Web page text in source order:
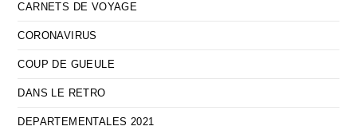
CARNETS DE VOYAGE
CORONAVIRUS
COUP DE GUEULE
DANS LE RETRO
DEPARTEMENTALES 2021